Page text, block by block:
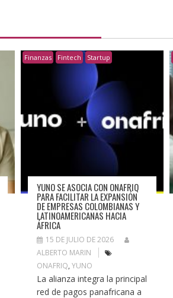
Finanzas Fintech Startup
YUNO SE ASOCIA CON ONAFRIQ
PARA FACILITAR LA EXPANSIÓN
DE EMPRESAS COLOMBIANAS Y
LATINOAMERICANAS HACIA
ÁFRICA
15 DE JULIO DE 2026
ALBERTO MARIN
ONAFRIQ,YUNO
La alianza integra la principal
red de pagos panafricana a